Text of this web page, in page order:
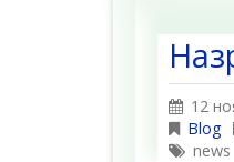
12
Blog
news